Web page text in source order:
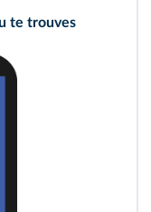
te trouves